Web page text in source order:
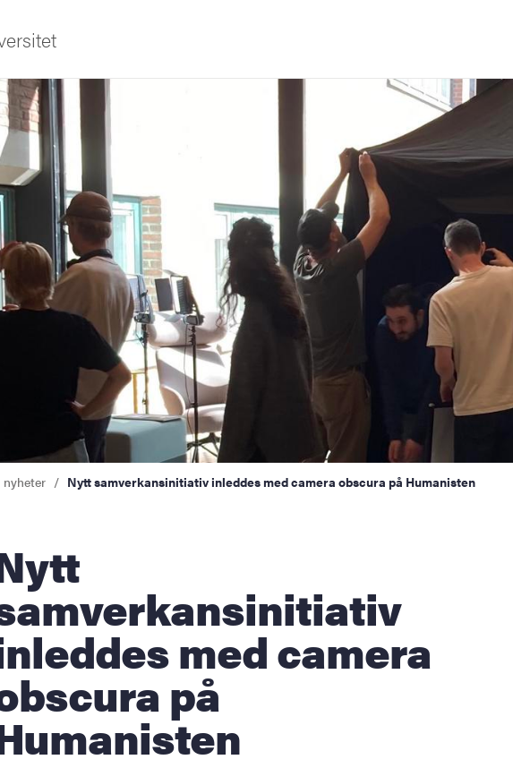
innovation
Nytt samverkansinitiativ inleddes med camera obscura på Humanisten
med camera
på